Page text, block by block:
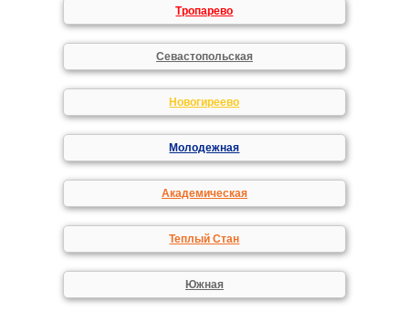
Тропарево
Севастопольская
Новогиреево
Молодежная
Академическая
Теплый Стан
Южная